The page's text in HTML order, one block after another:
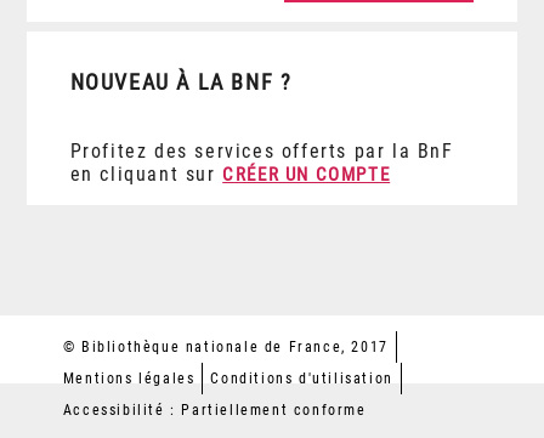
NOUVEAU À LA BNF ?
Profitez des services offerts par la BnF
en cliquant sur CRÉER UN COMPTE
© Bibliothèque nationale de France, 2017
Mentions légales
Conditions d'utilisation
Accessibilité : Partiellement conforme